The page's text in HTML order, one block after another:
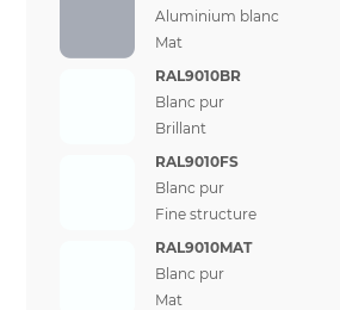
Aluminium blanc
Mat
RAL9010BR
Blanc pur
Brillant
RAL9010FS
Blanc pur
Fine structure
RAL9010MAT
Blanc pur
Mat